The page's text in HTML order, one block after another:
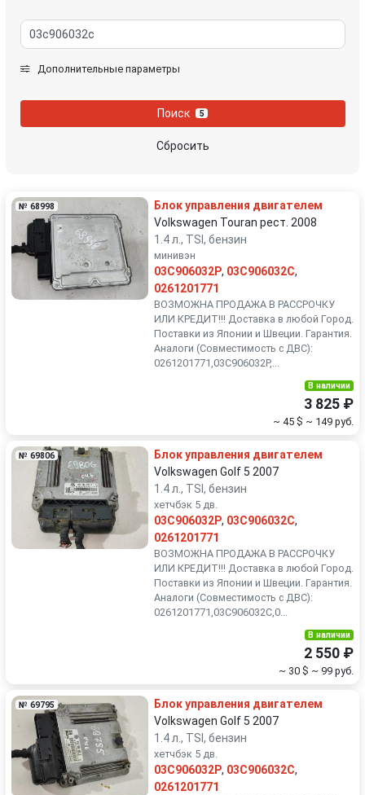
Mazda Mercedes-Benz
Nissan Opel
SEAT Skoda
Smart
Subaru
Volkswagen
Дополнительные параметры
Поиск 5
Сбросить
№ 68998
Блок управления двигателем
Volkswagen Touran рест. 2008
1.4 л., TSI, бензин
минивэн
03C906032P, 03C906032C,
0261201771
ВОЗМОЖНА ПРОДАЖА В РАССРОЧКУ
ИЛИ КРЕДИТ!!! Доставка в любой Город.
Поставки из Японии и Швеции. Гарантия.
Аналоги (Совместимость с ДВС):
0261201771,03C906032P,...
В наличии
3 825 ₽
~ 45 $ ~ 149 руб.
№ 69806
Блок управления двигателем
Volkswagen Golf 5 2007
1.4 л., TSI, бензин
хетчбэк 5 дв.
03C906032P, 03C906032C,
0261201771
ВОЗМОЖНА ПРОДАЖА В РАССРОЧКУ
ИЛИ КРЕДИТ!!! Доставка в любой Город.
Поставки из Японии и Швеции. Гарантия.
Аналоги (Совместимость с ДВС):
0261201771,03C906032C,0...
В наличии
2 550 ₽
~ 30 $ ~ 99 руб.
№ 69795
Блок управления двигателем
Volkswagen Golf 5 2007
1.4 л., TSI, бензин
хетчбэк 5 дв.
03C906032P, 03C906032C,
0261201771